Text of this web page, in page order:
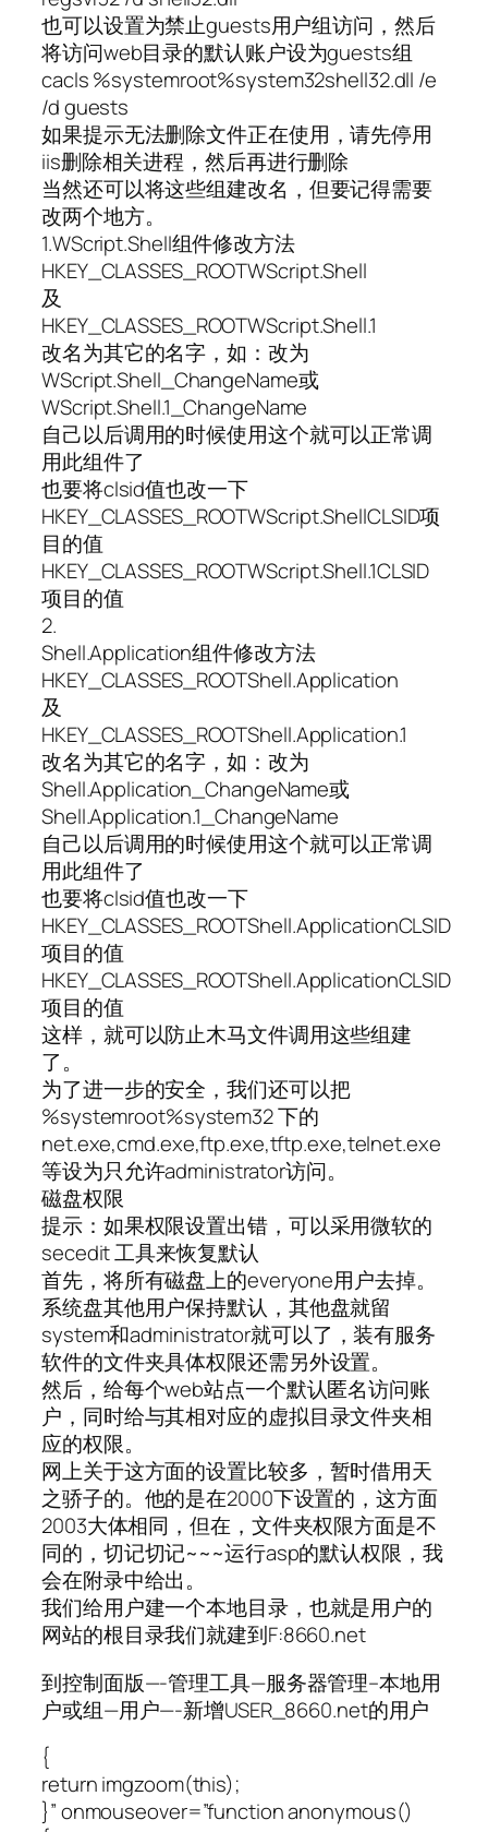
也可以设置为禁止guests用户组访问，然后
将访问web目录的默认账户设为guests组
cacls %systemroot%system32shell32.dll /e
/d guests
如果提示无法删除文件正在使用，请先停用
iis删除相关进程，然后再进行删除
当然还可以将这些组建改名，但要记得需要
改两个地方。
1.WScript.Shell组件修改方法
HKEY_CLASSES_ROOTWScript.Shell
及
HKEY_CLASSES_ROOTWScript.Shell.1
改名为其它的名字，如：改为
WScript.Shell_ChangeName或
WScript.Shell.1_ChangeName
自己以后调用的时候使用这个就可以正常调
用此组件了
也要将clsid值也改一下
HKEY_CLASSES_ROOTWScript.ShellCLSID项
目的值
HKEY_CLASSES_ROOTWScript.Shell.1CLSID
项目的值
2.
Shell.Application组件修改方法
HKEY_CLASSES_ROOTShell.Application
及
HKEY_CLASSES_ROOTShell.Application.1
改名为其它的名字，如：改为
Shell.Application_ChangeName或
Shell.Application.1_ChangeName
自己以后调用的时候使用这个就可以正常调
用此组件了
也要将clsid值也改一下
HKEY_CLASSES_ROOTShell.ApplicationCLSID
项目的值
HKEY_CLASSES_ROOTShell.ApplicationCLSID
项目的值
这样，就可以防止木马文件调用这些组建
了。
为了进一步的安全，我们还可以把
%systemroot%system32 下的
net.exe,cmd.exe,ftp.exe,tftp.exe,telnet.exe
等设为只允许administrator访问。
磁盘权限
提示：如果权限设置出错，可以采用微软的
secedit 工具来恢复默认
首先，将所有磁盘上的everyone用户去掉。
系统盘其他用户保持默认，其他盘就留
system和administrator就可以了，装有服务
软件的文件夹具体权限还需另外设置。
然后，给每个web站点一个默认匿名访问账
户，同时给与其相对应的虚拟目录文件夹相
应的权限。
网上关于这方面的设置比较多，暂时借用天
之骄子的。他的是在2000下设置的，这方面
2003大体相同，但在，文件夹权限方面是不
同的，切记切记~~~运行asp的默认权限，我
会在附录中给出。
我们给用户建一个本地目录，也就是用户的
网站的根目录我们就建到F:8660.net
到控制面版—-管理工具—服务器管理–本地用
户或组—用户—-新增USER_8660.net的用户
{
return imgzoom(this);
}” onmouseover=”function anonymous()